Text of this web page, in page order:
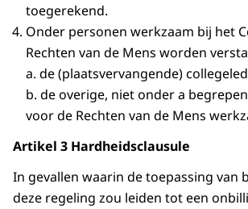
toegerekend.
Onder personen werkzaam bij het
Rechten van de Mens worden
a. de (plaatsvervangende)
b. de overige, niet onder a
voor de Rechten van de Mens
Artikel 3 Hardheidsclausule
In gevallen waarin de toepassing van
deze regeling zou leiden tot een